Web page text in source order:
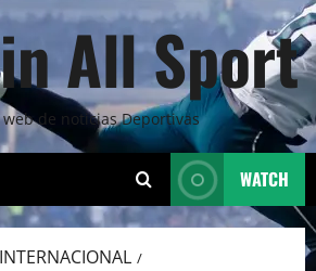
All Sport
de noticias Deportivas
WATCH